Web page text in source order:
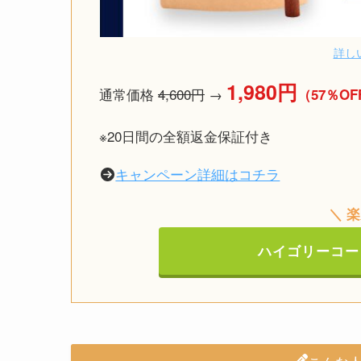
詳し
通常価格 4,600円 → 1,980円 （57％
※20日間の全額返金保証付き
キャンペーン詳細はコチラ
＼
ハイゴリーコ